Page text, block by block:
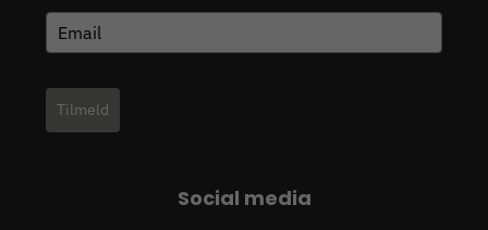
Tilmeld
Social media